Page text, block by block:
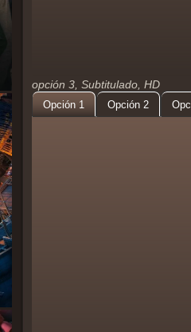
opción 3, Subtitulado, HD
Opción 1 Opción 2